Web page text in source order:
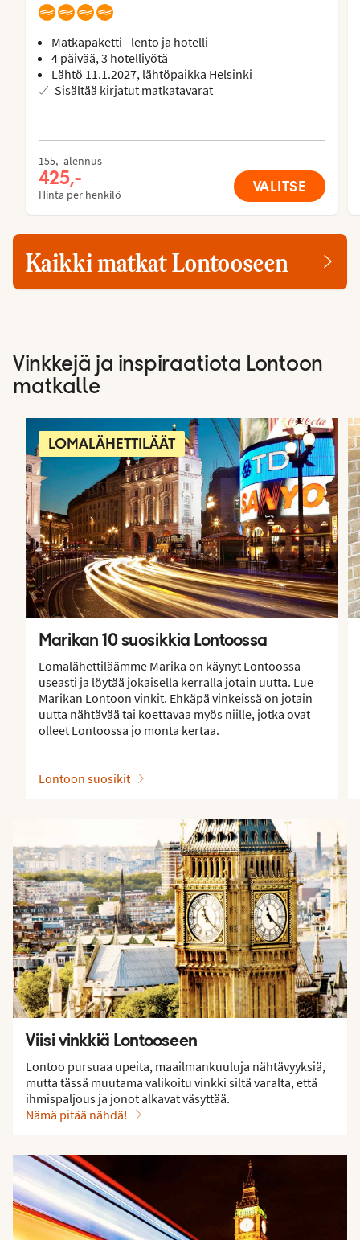
Matkapaketti - lento ja hotelli
4 päivää, 3 hotelliyötä
Lähtö 11.1.2027, lähtöpaikka Helsinki
Sisältää kirjatut matkatavarat
155,- alennus
425,-
Hinta per henkilö VALITSE
Kaikki matkat Lontooseen
Vinkkejä ja inspiraatiota Lontoon
matkalle
LOMALÄHETTILÄÄT
Marikan 10 suosikkia Lontoossa
Lomalähettiläämme Marika on käynyt Lontoossa
useasti ja löytää jokaisella kerralla jotain uutta. Lue
Marikan Lontoon vinkit. Ehkäpä vinkeissä on jotain
uutta nähtävää tai koettavaa myös niille, jotka ovat
olleet Lontoossa jo monta kertaa.
Lontoon suosikit
Viisi vinkkiä Lontooseen
Lontoo pursuaa upeita, maailmankuuluja nähtävyyksiä,
mutta tässä muutama valikoitu vinkki siltä varalta, että
ihmispaljous ja jonot alkavat väsyttää.
Nämä pitää nähdä!